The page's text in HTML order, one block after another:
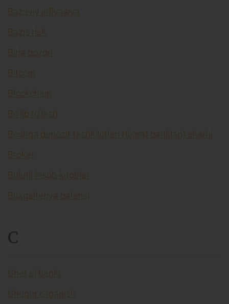
Bazaviy inflyasiya
Bazis risk
Birja bozori
Bitcoin
Blockchain
Bo’lib to’lash
Boshqa depozit tashkilotlari (tijorat banklari) sharhi
Broker
Bulutli hisob-kitoblar
Buxgalteriya balansi
C
Chet el banki
Chuqur o'rganish